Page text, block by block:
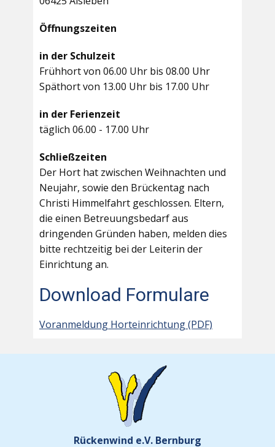
Öffnungszeiten
in der Schulzeit
Frühhort von 06.00 Uhr bis 08.00 Uhr
Späthort von 13.00 Uhr bis 17.00 Uhr
in der Ferienzeit
täglich 06.00 - 17.00 Uhr
Schließzeiten
Der Hort hat zwischen Weihnachten und
Neujahr, sowie den Brückentag nach
Christi Himmelfahrt geschlossen. Eltern,
die einen Betreuungsbedarf aus
dringenden Gründen haben, melden dies
bitte rechtzeitig bei der Leiterin der
Einrichtung an.
Download Formulare
Voranmeldung Horteinrichtung (PDF)
Rückenwind e.V. Bernburg